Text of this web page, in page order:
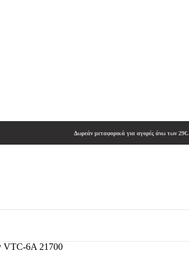
Δωρεάν μεταφορικά για αγορές άνω των 29€.
VTC-6A 21700